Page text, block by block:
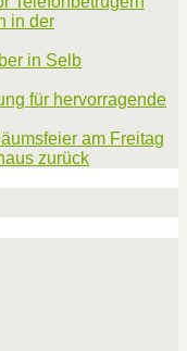
in der
in Selb
für hervorragende
am Freitag
zurück